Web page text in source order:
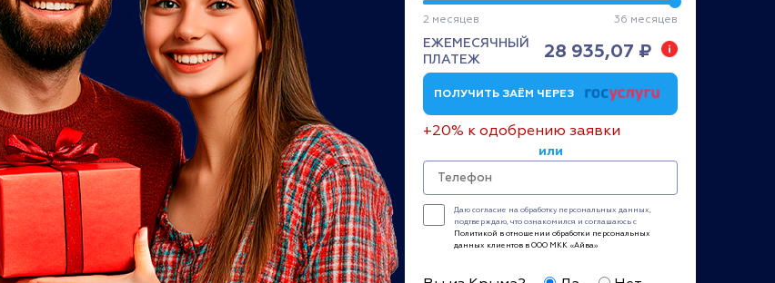
2 месяцев 36 месяцев
ЕЖЕМЕСЯЧНЫЙ
ПЛАТЕЖ
28 935,07 ₽
ПОЛУЧИТЬ ЗАЁМ ЧЕРЕЗ
+20% к одобрению заявки
или
Даю согласие на обработку персональных данных,
подтверждаю, что ознакомился и соглашаюсь с
Политикой в отношении обработки персональных
данных клиентов в ООО МКК «Айва»